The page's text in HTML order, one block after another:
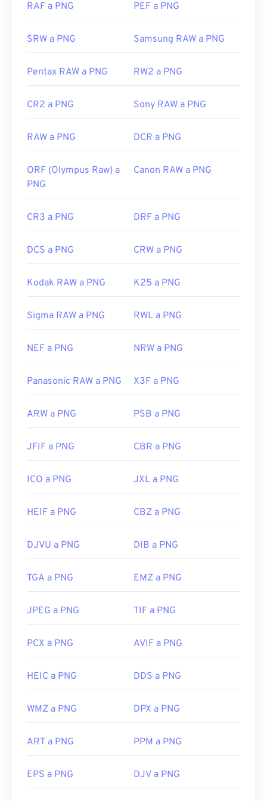
Desarrollado por: PNG Development Group
Enlaces útiles:
Herramientas PNG relacionadas:
Utilice nuestro
RAF a PNG PEF a PNG
SRW a PNG Samsung RAW a PNG
Pentax RAW a PNG RW2 a PNG
CR2 a PNG Sony RAW a PNG
RAW a PNG DCR a PNG
ORF (Olympus Raw) a
PNG
Canon RAW a PNG
CR3 a PNG DRF a PNG
DCS a PNG CRW a PNG
Kodak RAW a PNG K25 a PNG
Sigma RAW a PNG RWL a PNG
NEF a PNG NRW a PNG
Panasonic RAW a PNG X3F a PNG
ARW a PNG PSB a PNG
JFIF a PNG CBR a PNG
ICO a PNG JXL a PNG
HEIF a PNG CBZ a PNG
DJVU a PNG DIB a PNG
TGA a PNG EMZ a PNG
JPEG a PNG TIF a PNG
PCX a PNG AVIF a PNG
HEIC a PNG DDS a PNG
WMZ a PNG DPX a PNG
ART a PNG PPM a PNG
EPS a PNG DJV a PNG